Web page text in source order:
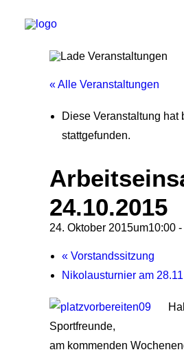
Der Verein
Tennisanlage & Clubheim
Ordnung
Kontakt
« Alle Veranstaltungen
Diese Veranstaltung hat
stattgefunden.
24.10.2015
24. Oktober 2015um10:00 -
« Vorstandssitzung
Nikolausturnier am
Sportfreunde,
am kommenden